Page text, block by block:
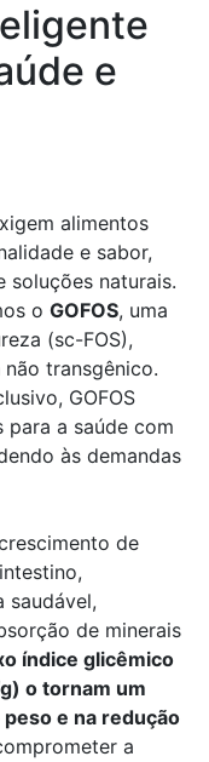
e
alimentos
e sabor,
soluções naturais.
o GOFOS, uma
(sc-FOS),
não transgênico.
GOFOS
a saúde com
às demandas
de
saudável,
de minerais
índice glicêmico
o tornam um
e na redução
a